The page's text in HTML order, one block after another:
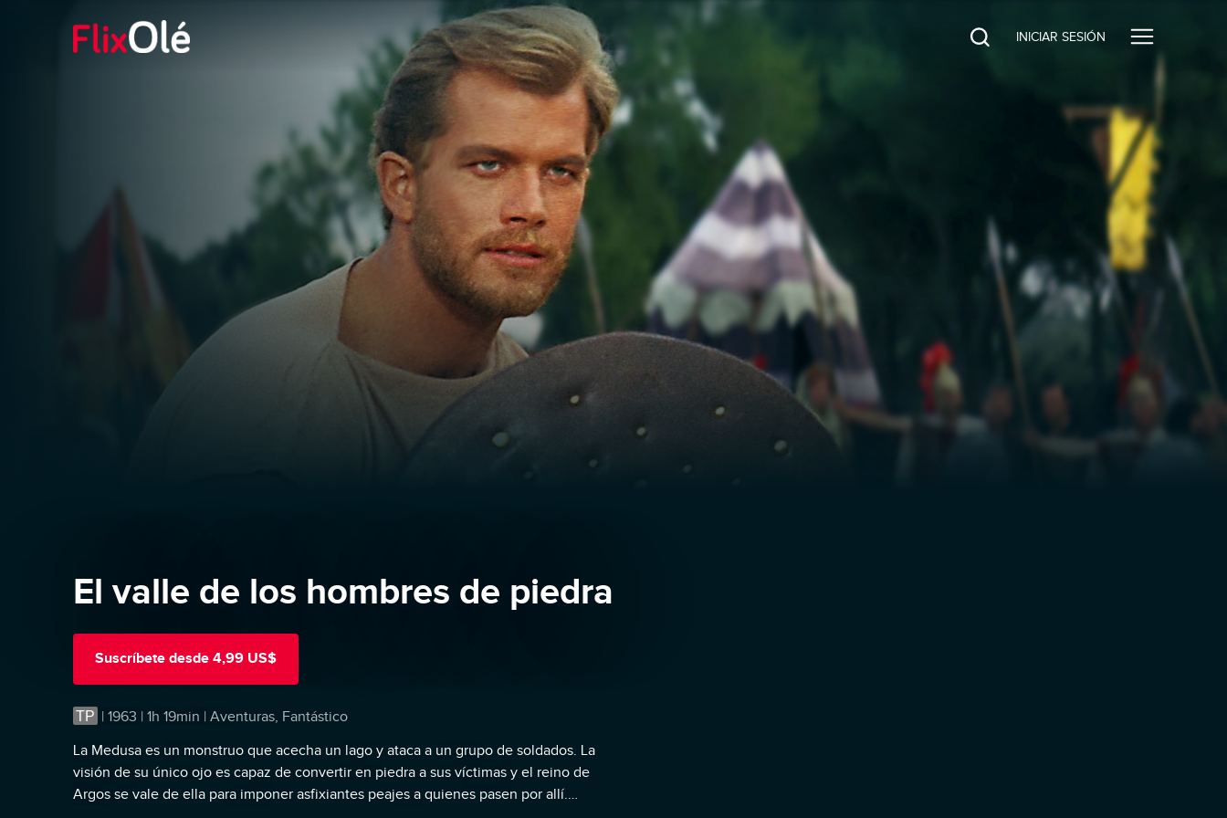
INICIAR SESIÓN
El valle de los hombres de piedra
Suscríbete desde 4,99 US$
TP | 1963 | 1h 19min | Aventuras, Fantástico
La Medusa es un monstruo que acecha un lago y ataca a un grupo de soldados. La
visión de su único ojo es capaz de convertir en piedra a sus víctimas y el reino de
Argos se vale de ella para imponer asfixiantes peajes a quienes pasen por allí.